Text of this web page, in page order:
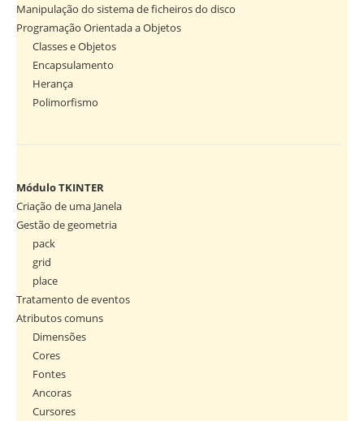
Manipulação do sistema de ficheiros do disco
Programação Orientada a Objetos
Classes e Objetos
Encapsulamento
Herança
Polimorfismo
Módulo TKINTER
Criação de uma Janela
Gestão de geometria
pack
grid
place
Tratamento de eventos
Atributos comuns
Dimensões
Cores
Fontes
Ancoras
Cursores